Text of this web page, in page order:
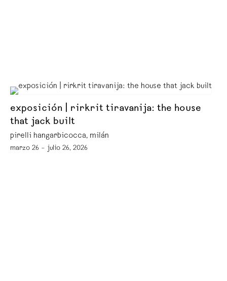
exposición | rirkrit tiravanija: the house
that jack built
pirelli hangarbicocca, milán
marzo 26 – julio 26, 2026